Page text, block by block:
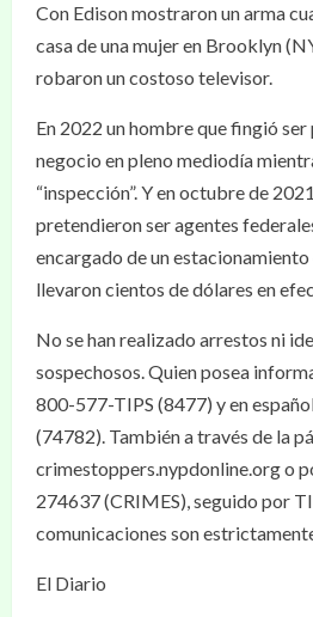
Con Edison mostraron un arma
casa de una mujer en Brooklyn
robaron un costoso televisor.
En 2022 un hombre que fingió
negocio en pleno mediodía
“inspección”. Y en octubre de
pretendieron ser agentes
encargado de un
llevaron cientos de dólares en
No se han realizado arrestos ni
sospechosos. Quien posea
800-577-TIPS (8477) y en
(74782). También a través de la
crimestoppers.nypdonline.org o
274637 (CRIMES), seguido por
comunicaciones son
El Diario